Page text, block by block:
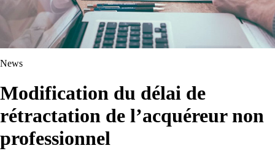
News
Modification du délai de
rétractation de l’acquéreur non
professionnel